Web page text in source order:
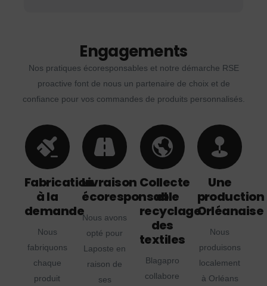
Engagements
Nos pratiques écoresponsables et notre démarche RSE
proactive font de nous un partenaire de choix et de
confiance pour vos commandes de produits personnalisés.
Fabrication
à la
demande
Nous
fabriquons
chaque
produit
Livraison
écoresponsable
Nous avons
opté pour
Laposte en
raison de
ses
Collecte
et
recyclage
des
textiles
Blagapro
collabore
Une
production
Orléanaise
Nous
produisons
localement
à Orléans